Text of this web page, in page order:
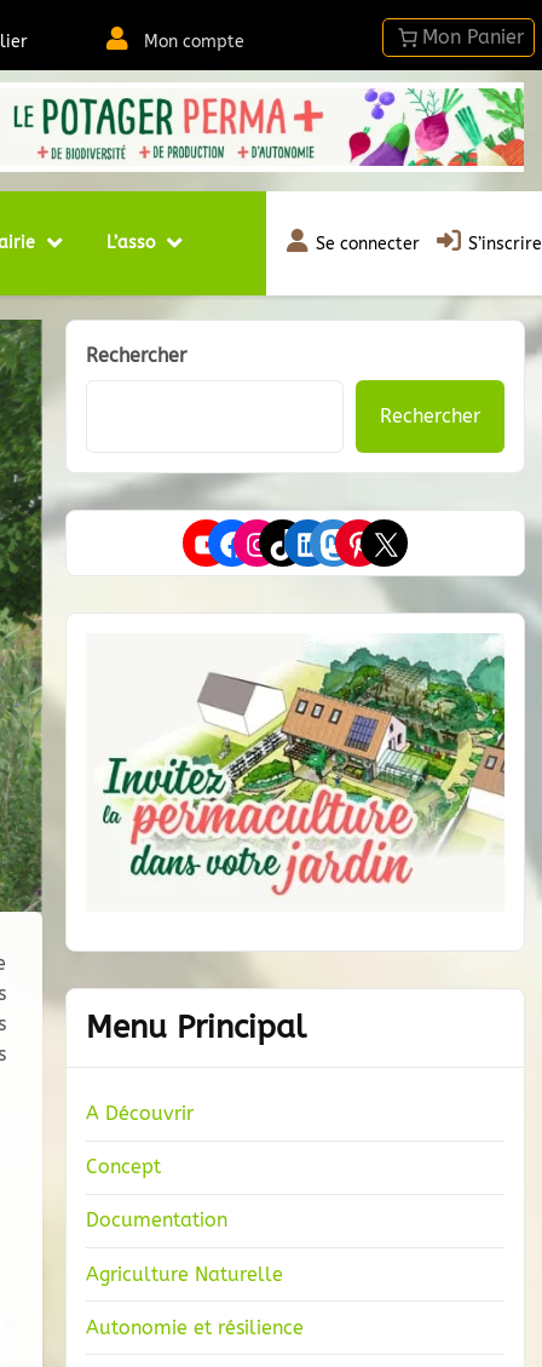
Mon compte
L’asso Se connecter S’inscrire
Rechercher
Rechercher
YouTube
Facebook
Instagram
TikTok
LinkedIn
Mastodon
Pinterest
X
Menu Principal
A Découvrir
Concept
Documentation
Agriculture Naturelle
Autonomie et résilience